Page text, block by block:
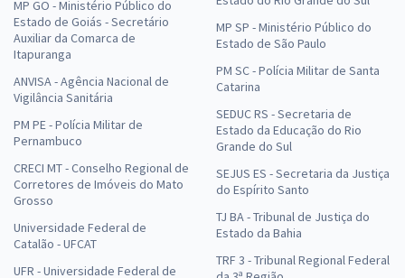
Comprar
Prefeitura de Monte Negro - RO - Pedagogo em Orientação
Educacional
à vista
ou 12x de
29,52
Economize R$ 88,56 (-20%)
Comprar
MP GO - Ministério Público do
Estado de Goiás - Secretário
Auxiliar da Comarca de
Itapuranga
ANVISA - Agência Nacional de
Vigilância Sanitária
PM PE - Polícia Militar de
Pernambuco
CRECI MT - Conselho Regional de
Corretores de Imóveis do Mato
Grosso
Universidade Federal de
Catalão - UFCAT
UFR - Universidade Federal de
MP SP - Ministério Público do
Estado de São Paulo
PM SC - Polícia Militar de Santa
Catarina
SEDUC RS - Secretaria de
Estado da Educação do Rio
Grande do Sul
SEJUS ES - Secretaria da Justiça
do Espírito Santo
TJ BA - Tribunal de Justiça do
Estado da Bahia
TRF 3 - Tribunal Regional Federal